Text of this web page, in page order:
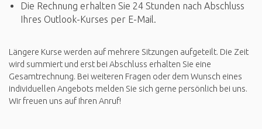
Die Rechnung erhalten Sie 24 Stunden nach Abschluss
Ihres Outlook-Kurses per E-Mail.
Längere Kurse werden auf mehrere Sitzungen aufgeteilt. Die Zeit
wird summiert und erst bei Abschluss erhalten Sie eine
Gesamtrechnung. Bei weiteren Fragen oder dem Wunsch eines
individuellen Angebots melden Sie sich gerne persönlich bei uns.
Wir freuen uns auf Ihren Anruf!